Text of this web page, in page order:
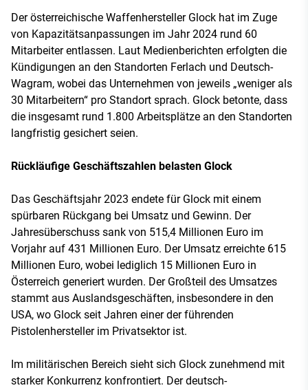
Der österreichische Waffenhersteller Glock hat im Zuge
von Kapazitätsanpassungen im Jahr 2024 rund 60
Mitarbeiter entlassen. Laut Medienberichten erfolgten die
Kündigungen an den Standorten Ferlach und Deutsch-
Wagram, wobei das Unternehmen von jeweils „weniger als
30 Mitarbeitern“ pro Standort sprach. Glock betonte, dass
die insgesamt rund 1.800 Arbeitsplätze an den Standorten
langfristig gesichert seien.
Rückläufige Geschäftszahlen belasten Glock
Das Geschäftsjahr 2023 endete für Glock mit einem
spürbaren Rückgang bei Umsatz und Gewinn. Der
Jahresüberschuss sank von 515,4 Millionen Euro im
Vorjahr auf 431 Millionen Euro. Der Umsatz erreichte 615
Millionen Euro, wobei lediglich 15 Millionen Euro in
Österreich generiert wurden. Der Großteil des Umsatzes
stammt aus Auslandsgeschäften, insbesondere in den
USA, wo Glock seit Jahren einer der führenden
Pistolenhersteller im Privatsektor ist.
Im militärischen Bereich sieht sich Glock zunehmend mit
starker Konkurrenz konfrontiert. Der deutsch-